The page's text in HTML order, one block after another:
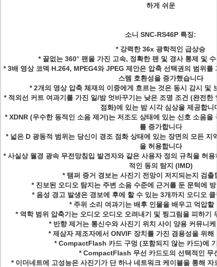
하게 쉬운
소니 SNC-RS46P 특징:
* 강력한 36x 광학적인 급상승
* 끝없는 360° 팬을 가진 고속, 정확한 팬 및 경사 통제 및
* 3배 영상 코덱 H.264, MPEG4와 JPEG 제안은 압축 선택권의 범위를
스템 호환성을 증가했습니다
* 2개의 영상 압축 체재의 이중에게 흐르는 것은 동시 감시 및
* 적외선 커트 여과기를 가진 일/밤 엇바꾸기는 낮은 조명 조건 (완전한
점화)에 있는 밤 시각 심상을 제공합니
* XDNR (우수한 동적인 소음 제거)는 저조도 상태에 있는 신호 소음
를 증가합니다
* 넓은 D 광동적 범위는 당신이 경조 점화 상태에 있는 장면의 모든 지
을 허용합니다
* 사실상 월경 광속 무전망침입 발견자와 같은 사용자 정의 규칙을 허
적인 동의 탐지 (IMD)
* 탬퍼 증거 경보는 사진기 전망이 저지되는지 검출
* 진보된 오디오 탐지는 주변 소음 수준에 근거를 둔 문턱에
* 음성 경고 발생은 경보에 후에 할 수 있는 3개까지 오디오
* 주위 소리 여과기는 배후 인물을 배우고 억압할
* 역학 범위 압축기는 오디오 오디오 오려내기 및 찡그림을 피하기
* 반향 제거는 통신수와 사진기 위치 사이 양용 커뮤니
* 제삼자 제조자에서 ONVIF 장치를 가진 겸용성을 위해
* CompactFlash 카드 구멍 (포함되지 않는 카드)에
* CompactFlash 무선 카드도의 선택적인 무
* 이더네트에 고성능은 사진기가 단 하나 네트워크 케이블을 통해